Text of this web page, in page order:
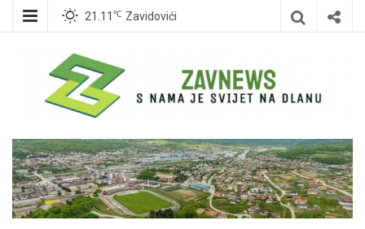
21.11 ℃ Zavidovići
Zavnews